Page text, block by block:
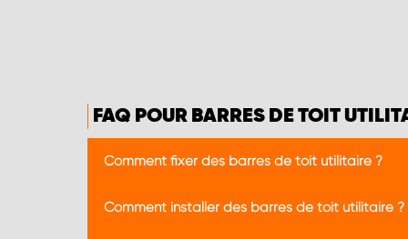
FAQ POUR BARRES DE TOIT
Comment fixer des barres de toit utilitaire ?
En général, les camionnettes ont des points
Comment installer des barres de toit utilitaire ?